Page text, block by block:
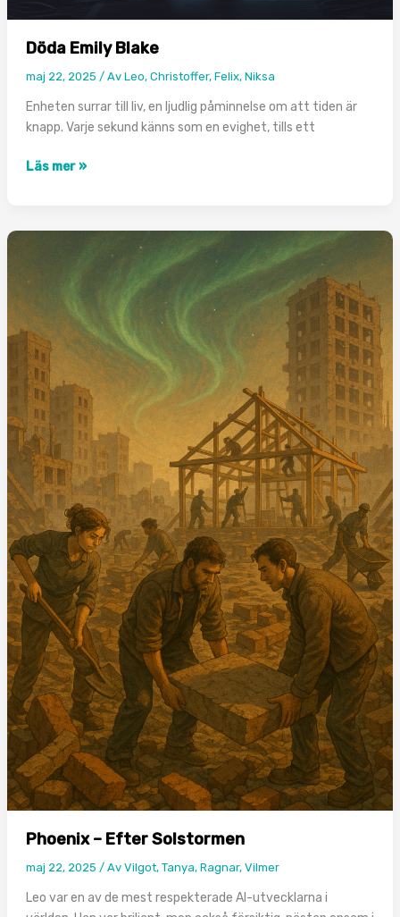
Döda Emily Blake
maj 22, 2025 / Av Leo, Christoffer, Felix, Niksa
Enheten surrar till liv, en ljudlig påminnelse om att tiden är
knapp. Varje sekund känns som en evighet, tills ett
Döda
Läs mer »
Phoenix – Efter Solstormen
maj 22, 2025 / Av Vilgot, Tanya, Ragnar, Vilmer
Leo var en av de mest respekterade AI-utvecklarna i